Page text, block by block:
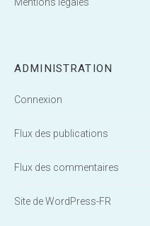
Mentions légales
ADMINISTRATION
Connexion
Flux des publications
Flux des commentaires
Site de WordPress-FR